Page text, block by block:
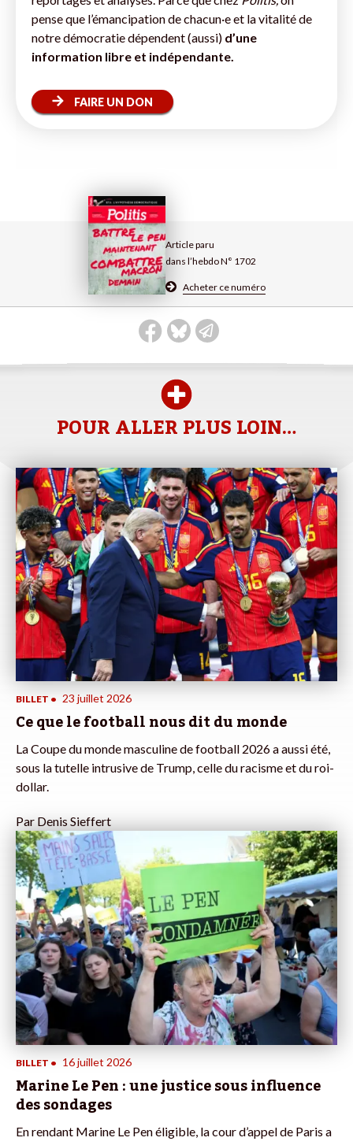
Article paru
dans l’hebdo N° 1702
Acheter ce numéro
pense que l’émancipation de chacun·e et la vitalité de
notre démocratie dépendent (aussi) d’une
information libre et indépendante.
FAIRE UN DON
POUR ALLER PLUS LOIN…
BILLET • 23 juillet 2026
Ce que le football nous dit du monde
La Coupe du monde masculine de football 2026 a aussi été,
sous la tutelle intrusive de Trump, celle du racisme et du roi-
dollar.
Par Denis Sieffert
BILLET • 16 juillet 2026
Marine Le Pen : une justice sous influence
des sondages
En rendant Marine Le Pen éligible, la cour d’appel de Paris a